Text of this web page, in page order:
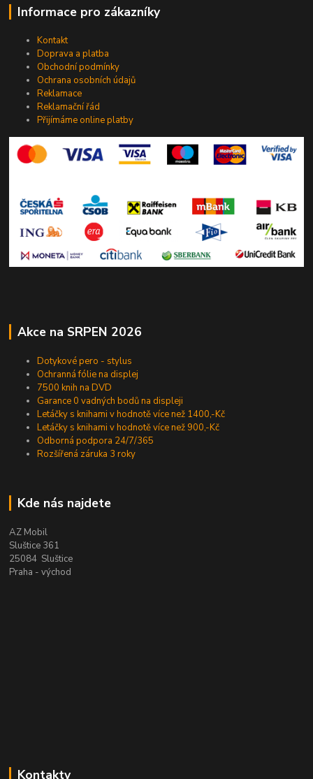
Informace pro zákazníky
Kontakt
Doprava a platba
Obchodní podmínky
Ochrana osobních údajů
Reklamace
Reklamační řád
Přijímáme online platby
Akce na SRPEN 2026
Dotykové pero - stylus
Ochranná fólie na displej
7500 knih na DVD
Garance 0 vadných bodů na displeji
Letáčky s knihami v hodnotě více než 1400,-Kč
Letáčky s knihami v hodnotě více než 900,-Kč
Odborná podpora 24/7/365
Rozšířená záruka 3 roky
Kde nás najdete
AZ Mobil
Sluštice 361
25084 Sluštice
Praha - východ
Kontakty